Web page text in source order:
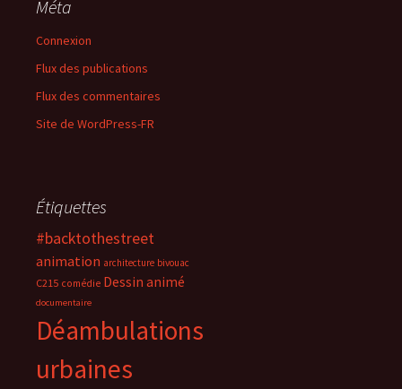
Méta
Connexion
Flux des publications
Flux des commentaires
Site de WordPress-FR
Étiquettes
#backtothestreet
animation architecture bivouac
C215 comédie Dessin animé
documentaire
Déambulations
urbaines